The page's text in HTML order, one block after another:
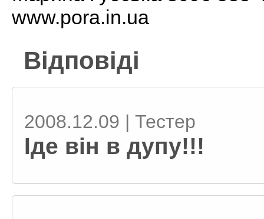
www.pora.in.ua
Відповіді
2008.12.09 | Тестер
Іде він в дупу!!!